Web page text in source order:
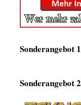
Sonderangebot 1
Sonderangebot 2